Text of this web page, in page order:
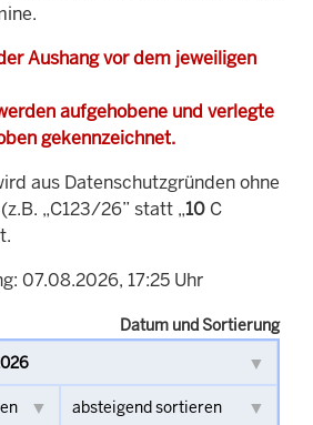
Aushang vor dem jeweiligen
aufgehobene und verlegte
gekennzeichnet.
aus Datenschutzgründen ohne
„C123/26” statt „10 C
07.08.2026, 17:25 Uhr
Datum und Sortierung